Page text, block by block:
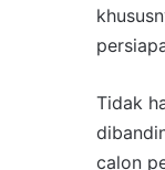
Tidak
calon